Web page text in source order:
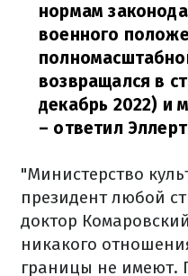
нормам
военного
возвращался в
декабрь 2022) и
– ответил
"Министерство
президент любой
доктор
никакого
границы не имеют.